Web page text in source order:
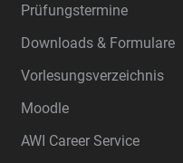
Prüfungstermine
Downloads & Formulare
Vorlesungsverzeichnis
Moodle
AWI Career Service